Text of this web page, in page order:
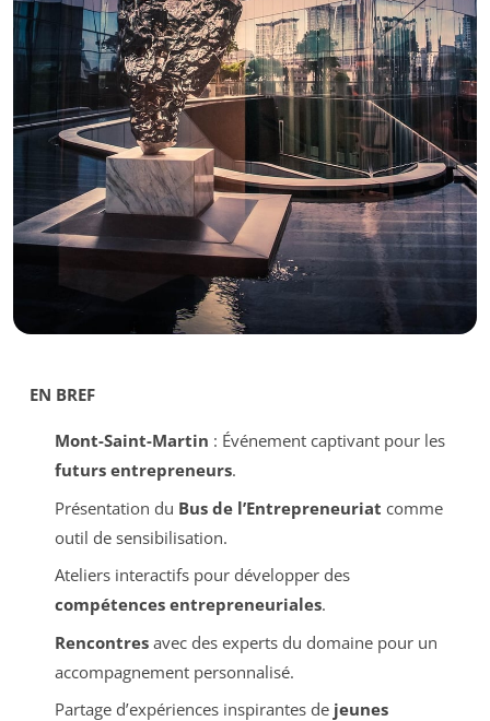
EN BREF
Mont-Saint-Martin : Événement captivant pour les
futurs entrepreneurs.
Présentation du Bus de l’Entrepreneuriat comme
outil de sensibilisation.
Ateliers interactifs pour développer des
compétences entrepreneuriales.
Rencontresavec des experts du domaine pour un
accompagnement personnalisé.
Partage d’expériences inspirantes de jeunes